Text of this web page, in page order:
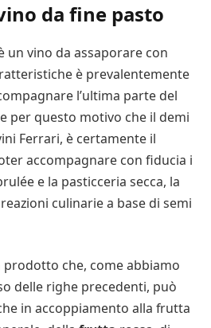
da fine pasto
un vino da assaporare con
è prevalentemente
l’ultima parte del
per questo motivo che il demi
Ferrari, è certamente il
accompagnare con fiducia i
e la pasticceria secca, la
culinarie a base di semi
che, come abbiamo
delle righe precedenti, può
in accoppiamento alla frutta